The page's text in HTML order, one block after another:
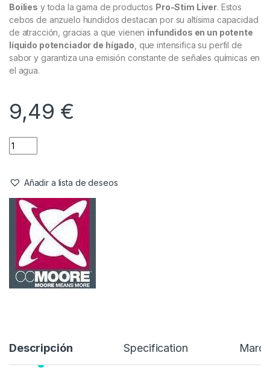
Boilies y toda la gama de productos Pro-Stim Liver. Estos
cebos de anzuelo hundidos destacan por su altísima capacidad
de atracción, gracias a que vienen infundidos en un potente
líquido potenciador de hígado , que intensifica su perfil de
sabor y garantiza una emisión constante de señales químicas en
el agua.
9,49 €
Añadir a lista de deseos
Descripción Specification Marca